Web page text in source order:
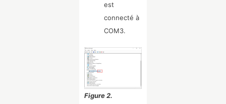
est
connecté à
COM3.
Figure 2.